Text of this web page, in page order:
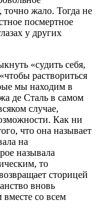
жало. Тогда не
посмертное
у других
«судить себя,
раствориться
мы находим в
де Сталь в самом
случае,
Как ни
что она называет
на
называла
то
сторицей
вновь
со всем